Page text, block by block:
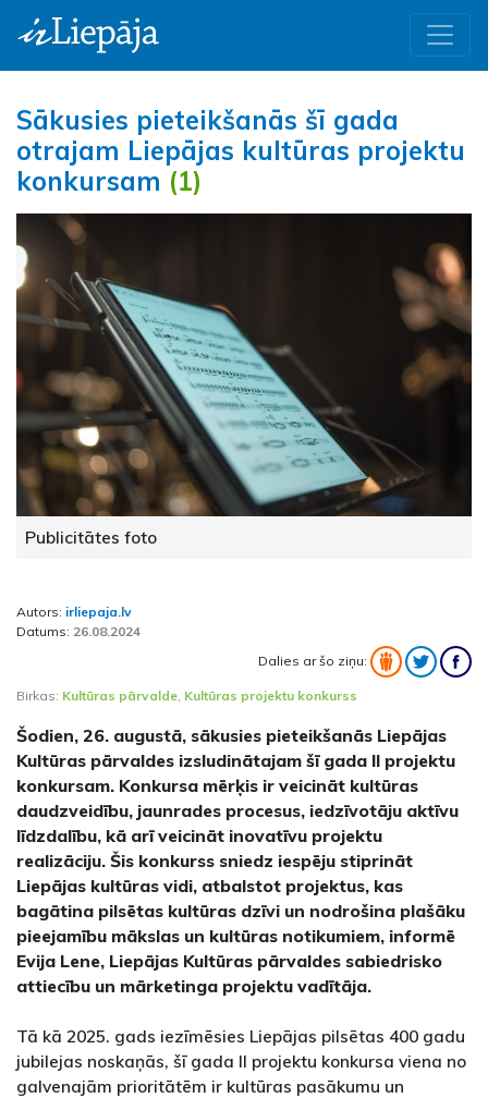
Sākusies pieteikšanās šī gada
otrajam Liepājas kultūras projektu
konkursam (1)
Publicitātes foto
Autors: irliepaja.lv
Datums: 26.08.2024
Dalies ar šo ziņu:
Birkas: Kultūras pārvalde Kultūras projektu konkurss
Šodien, 26. augustā, sākusies pieteikšanās Liepājas
Kultūras pārvaldes izsludinātajam šī gada II projektu
konkursam. Konkursa mērķis ir veicināt kultūras
daudzveidību, jaunrades procesus, iedzīvotāju aktīvu
līdzdalību, kā arī veicināt inovatīvu projektu
realizāciju. Šis konkurss sniedz iespēju stiprināt
Liepājas kultūras vidi, atbalstot projektus, kas
bagātina pilsētas kultūras dzīvi un nodrošina plašāku
pieejamību mākslas un kultūras notikumiem, informē
Evija Lene, Liepājas Kultūras pārvaldes sabiedrisko
attiecību un mārketinga projektu vadītāja.
Tā kā 2025. gads iezīmēsies Liepājas pilsētas 400 gadu
jubilejas noskaņās, šī gada II projektu konkursa viena no
galvenajām prioritātēm ir kultūras pasākumu un